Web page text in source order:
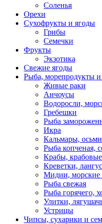
Соленья
Орехи
Сухофрукты и ягоды
Грибы
Семечки
Фрукты
Экзотика
Свежие ягоды
Рыба, морепродукты и
Живые раки
Анчоусы
Водоросли,
Гребешки
Рыба
Икра
Кальмары,
Рыба копченая,
Крабы,
Креветки,
Мидии, морские
Рыба свежая
Рыба горячего,
Улитки,
Устрицы
Чипсы, сухарики и